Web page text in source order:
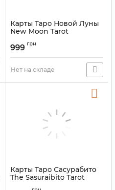
Карты Таро Новой Луны
New Moon Tarot
999 грн
Нет на складе
Карты Таро Сасурабито
The Sasuraibito Tarot